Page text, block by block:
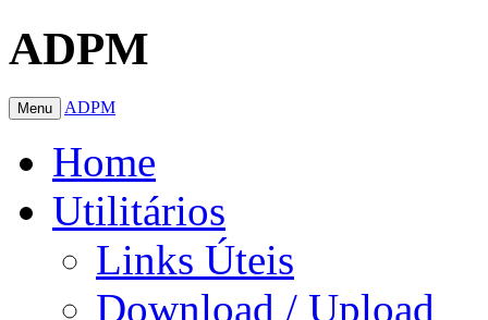
ADPM
Menu ADPM
Home
Utilitários
Links Úteis
Download / Upload